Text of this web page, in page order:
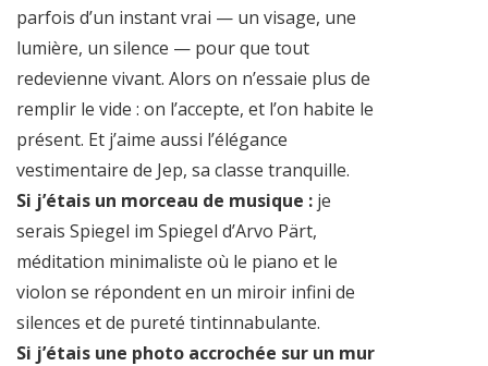
parfois d’un instant vrai — un visage, une
lumière, un silence — pour que tout
redevienne vivant. Alors on n’essaie plus de
remplir le vide : on l’accepte, et l’on habite le
présent. Et j’aime aussi l’élégance
vestimentaire de Jep, sa classe tranquille.
Si j’étais un morceau de musique : je
serais Spiegel im Spiegel d’Arvo Pärt,
méditation minimaliste où le piano et le
violon se répondent en un miroir infini de
silences et de pureté tintinnabulante.
Si j’étais une photo accrochée sur un mur